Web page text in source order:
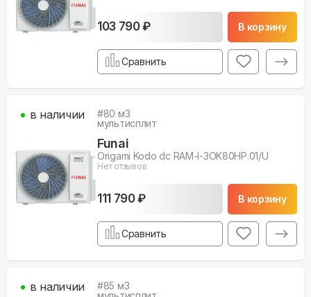
103 790 ₽ В корзину
Сравнить
#80 м3
мультисплит
Funai
Origami Kodo dc RAM-I-3OK80HP.01/U
Нет отзывов
111 790 ₽ В корзину
в наличии
Сравнить
#85 м3
в наличии